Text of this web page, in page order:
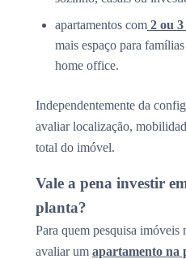
apartamentos com 2 ou
mais espaço para
home office.
Independentemente da
avaliar localização,
total do imóvel.
Vale a pena investir
planta?
Para quem pesquisa imóveis
avaliar um apartamento na